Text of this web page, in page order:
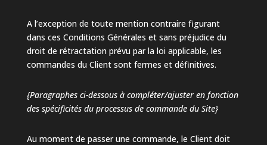
A l’exception de toute mention contraire figurant
dans ces Conditions Générales et sans préjudice du
droit de rétractation prévu par la loi applicable, les
commandes du Client sont fermes et définitives.
{Paragraphes ci-dessous à compléter/ajuster en fonction
des spécificités du processus de commande du Site}
Au moment de passer une commande, le Client doit